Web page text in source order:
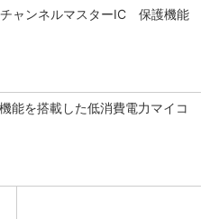
ャンネルマスターIC 保護機能
能を搭載した低消費電力マイコ